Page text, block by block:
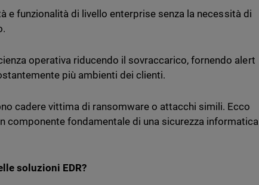
e funzionalità di livello enterprise senza la necessità di
operativa riducendo il sovraccarico, fornendo alert
più ambienti dei clienti.
cadere vittima di ransomware o attacchi simili. Ecco
componente fondamentale di una sicurezza informatica
soluzioni EDR?